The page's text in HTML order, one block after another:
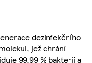
dezinfekčního
jež chrání
99,99 % bakterií a